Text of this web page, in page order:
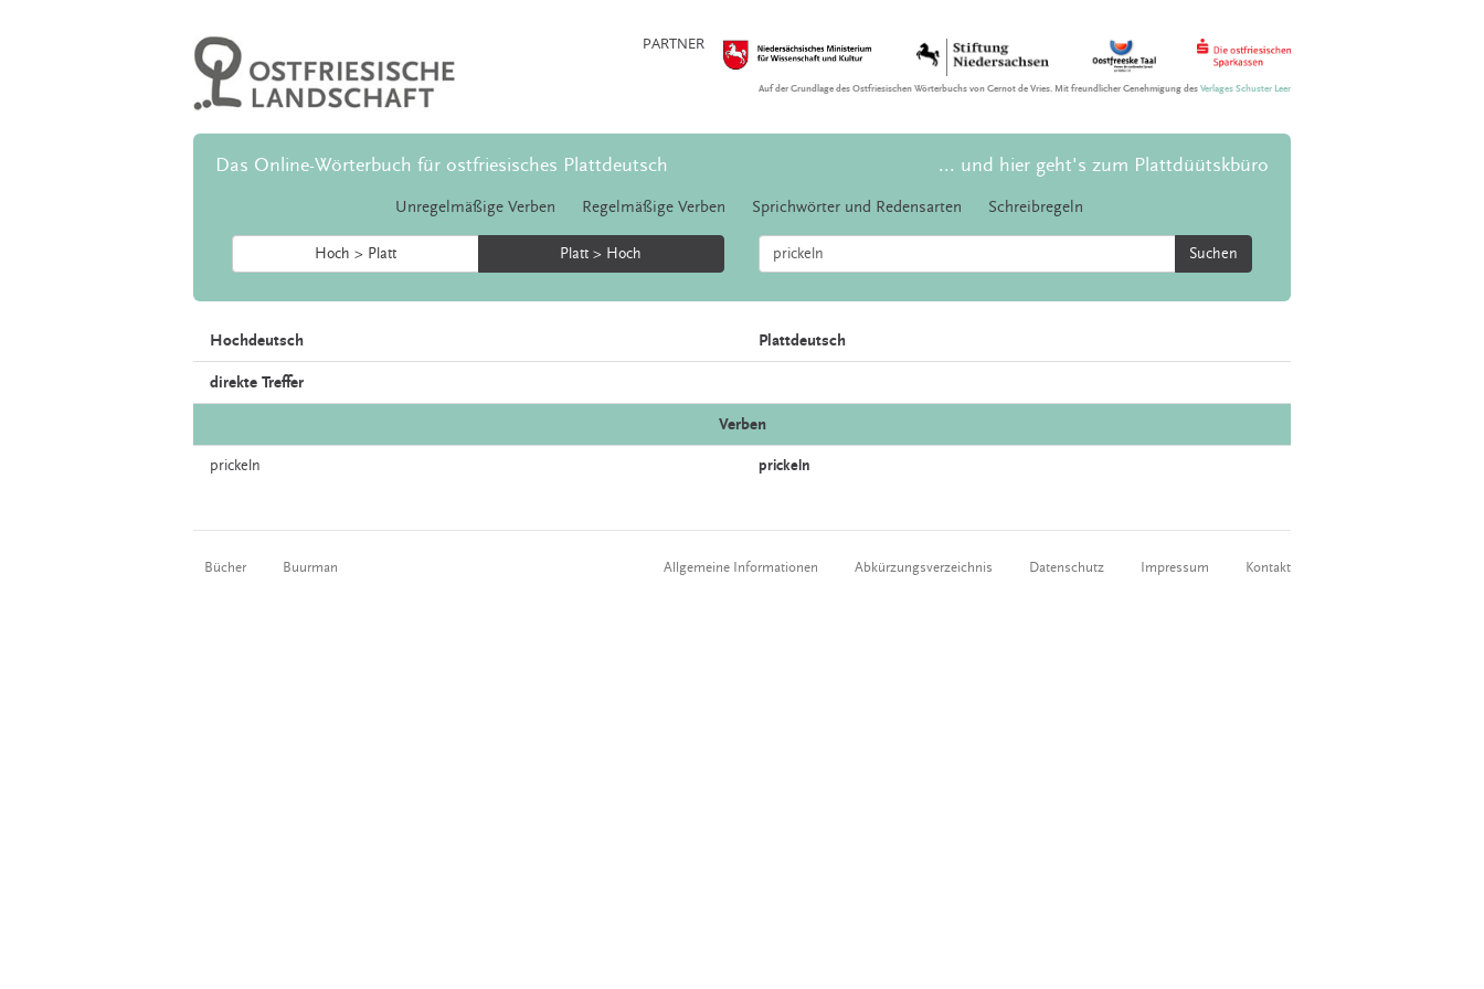
PARTNER
Auf der Grundlage des Ostfriesischen Wörterbuchs von Gernot de Vries. Mit freundlicher Genehmigung desVerlages Schuster Leer
Das Online-Wörterbuch für ostfriesisches Plattdeutsch ... und hier geht's zum Plattdüütskbüro
Unregelmäßige Verben Regelmäßige Verben Sprichwörter und Redensarten Schreibregeln
Hoch > Platt Platt > Hoch Suchen
Hochdeutsch Plattdeutsch
direkte Treffer
Verben
prickeln prickeln
Bücher Buurman Allgemeine Informationen Abkürzungsverzeichnis Datenschutz Impressum Kontakt